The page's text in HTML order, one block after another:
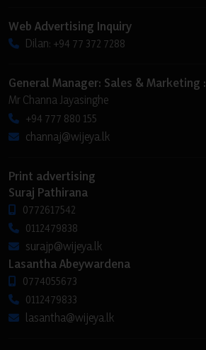
Web Advertising Inquiry
Dilan: +94 77 372 7288
General Manager: Sales & Marketing :
Mr Channa Jayasinghe
+94 777 880 155
channaj@wijeya.lk
Print advertising
Suraj Pathirana
0772617542
0112479838
surajp@wijeya.lk
Lasantha Abeywardena
0774055673
0112479833
lasantha@wijeya.lk